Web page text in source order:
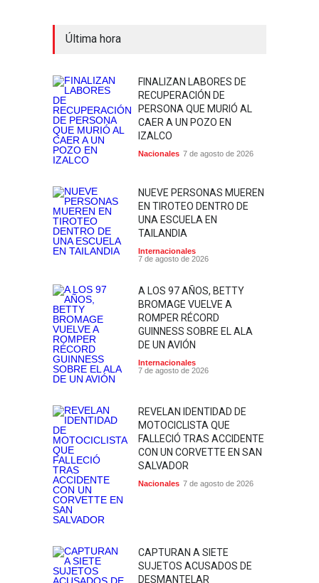
Última hora
FINALIZAN LABORES DE
RECUPERACIÓN DE
PERSONA QUE MURIÓ AL
CAER A UN POZO EN
IZALCO
Nacionales 7 de agosto de 2026
NUEVE PERSONAS MUEREN
EN TIROTEO DENTRO DE
UNA ESCUELA EN
TAILANDIA
Internacionales
7 de agosto de 2026
A LOS 97 AÑOS, BETTY
BROMAGE VUELVE A
ROMPER RÉCORD
GUINNESS SOBRE EL ALA
DE UN AVIÓN
Internacionales
7 de agosto de 2026
REVELAN IDENTIDAD DE
MOTOCICLISTA QUE
FALLECIÓ TRAS ACCIDENTE
CON UN CORVETTE EN SAN
SALVADOR
Nacionales 7 de agosto de 2026
CAPTURAN A SIETE
SUJETOS ACUSADOS DE
DESMANTELAR